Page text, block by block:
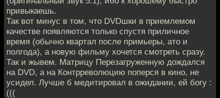
привыкаешь.
Так вот минус в том, что DVDшки в приемлемом
качестве появляются только спустя приличное
время (обычно квартал после примьеры, ато и
полгода), а новую фильму хочется смотреть сразу.
Так и жывем. Матрицу Перезагруженную дождался
на DVD, а на Контрреволюцию поперся в кино, не
усидел. Лучше б медитировал в ожидании, ей богу :
(((